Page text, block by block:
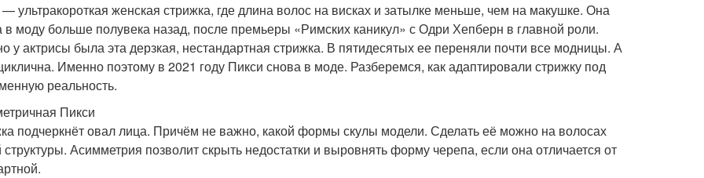
ультракороткая женская стрижка, где длина волос на висках и затылке меньше, чем на макушке. Она
моду больше полувека назад, после премьеры «Римских каникул» с Одри Хепберн в главной роли.
у актрисы была эта дерзкая, нестандартная стрижка. В пятидесятых ее переняли почти все модницы. А
Именно поэтому в 2021 году Пикси снова в моде. Разберемся, как адаптировали стрижку под
реальность.
Пикси
подчеркнёт овал лица. Причём не важно, какой формы скулы модели. Сделать её можно на волосах
Асимметрия позволит скрыть недостатки и выровнять форму черепа, если она отличается от